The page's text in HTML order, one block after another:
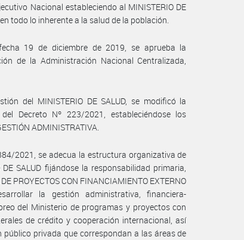
Nacional estableciendo al MINISTERIO DE
todo lo inherente a la salud de la población.
19 de diciembre de 2019, se aprueba la
de la Administración Nacional Centralizada,
del MINISTERIO DE SALUD, se modificó la
Decreto Nº 223/2021, estableciéndose los
ADMINISTRATIVA.
2021, se adecua la estructura organizativa de
SALUD fijándose la responsabilidad primaria,
PROYECTOS CON FINANCIAMIENTO EXTERNO
la gestión administrativa, financiera-
del Ministerio de programas y proyectos con
de crédito y cooperación internacional, así
privada que correspondan a las áreas de